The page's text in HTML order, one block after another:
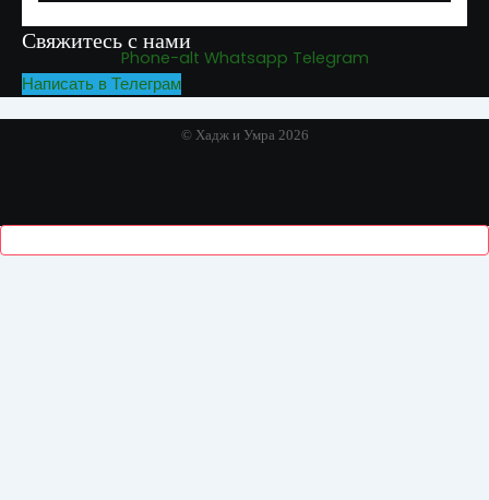
Свяжитесь с нами
Phone-alt Whatsapp Telegram
Написать в Телеграм
© Хадж и Умра 2026